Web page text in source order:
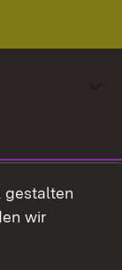
gestalten
wir